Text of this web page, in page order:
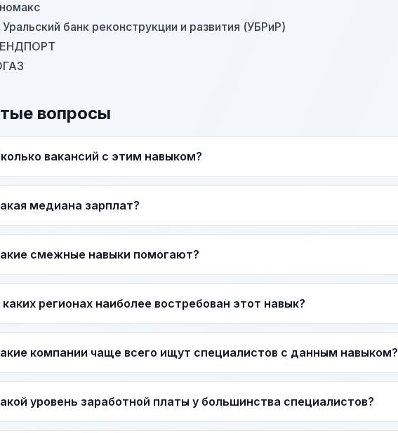
банк реконструкции и развития (УБРиР)
вопросы
вакансий с этим навыком?
медиана зарплат?
смежные навыки помогают?
каких регионах наиболее востребован этот навык?
компании чаще всего ищут специалистов с данным навыком?
уровень заработной платы у большинства специалистов?